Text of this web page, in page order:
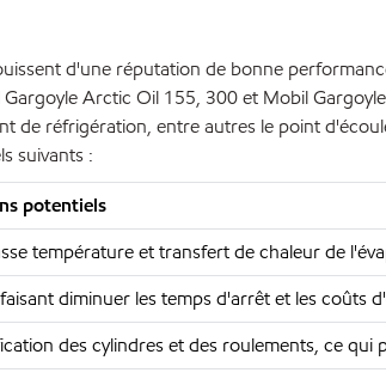
d'une réputation de bonne
Arctic Oil 155, 300 et Mobil
de réfrigération, entre autres le point
suivants :
potentiels
température et transfert de chaleur de
diminuer les temps d'arrêt et les coûts
des cylindres et des roulements, ce qui